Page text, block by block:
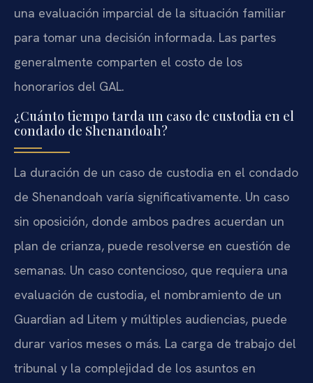
una evaluación imparcial de la situación familiar
para tomar una decisión informada. Las partes
generalmente comparten el costo de los
honorarios del GAL.
¿Cuánto tiempo tarda un caso de custodia en el
condado de Shenandoah?
La duración de un caso de custodia en el condado
de Shenandoah varía significativamente. Un caso
sin oposición, donde ambos padres acuerdan un
plan de crianza, puede resolverse en cuestión de
semanas. Un caso contencioso, que requiera una
evaluación de custodia, el nombramiento de un
Guardian ad Litem y múltiples audiencias, puede
durar varios meses o más. La carga de trabajo del
tribunal y la complejidad de los asuntos en